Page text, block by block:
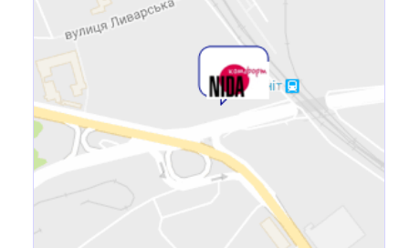
Ссылка для мобильных устройств